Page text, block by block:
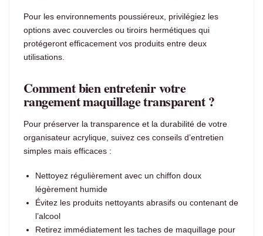
Pour les environnements poussiéreux, privilégiez les
options avec couvercles ou tiroirs hermétiques qui
protégeront efficacement vos produits entre deux
utilisations.
Comment bien entretenir votre
rangement maquillage transparent ?
Pour préserver la transparence et la durabilité de votre
organisateur acrylique, suivez ces conseils d’entretien
simples mais efficaces :
Nettoyez régulièrement avec un chiffon doux
légèrement humide
Évitez les produits nettoyants abrasifs ou contenant de
l’alcool
Retirez immédiatement les taches de maquillage pour